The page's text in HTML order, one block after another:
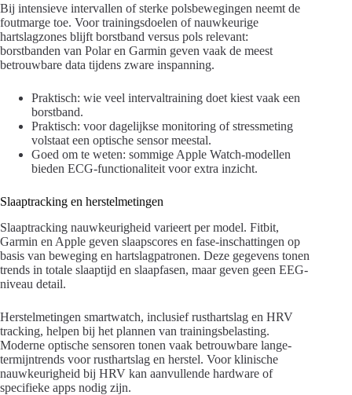
Bij intensieve intervallen of sterke polsbewegingen neemt de
foutmarge toe. Voor trainingsdoelen of nauwkeurige
hartslagzones blijft borstband versus pols relevant:
borstbanden van Polar en Garmin geven vaak de meest
betrouwbare data tijdens zware inspanning.
Praktisch: wie veel intervaltraining doet kiest vaak een
borstband.
Praktisch: voor dagelijkse monitoring of stressmeting
volstaat een optische sensor meestal.
Goed om te weten: sommige Apple Watch-modellen
bieden ECG-functionaliteit voor extra inzicht.
Slaaptracking en herstelmetingen
Slaaptracking nauwkeurigheid varieert per model. Fitbit,
Garmin en Apple geven slaapscores en fase-inschattingen op
basis van beweging en hartslagpatronen. Deze gegevens tonen
trends in totale slaaptijd en slaapfasen, maar geven geen EEG-
niveau detail.
Herstelmetingen smartwatch, inclusief rusthartslag en HRV
tracking, helpen bij het plannen van trainingsbelasting.
Moderne optische sensoren tonen vaak betrouwbare lange-
termijntrends voor rusthartslag en herstel. Voor klinische
nauwkeurigheid bij HRV kan aanvullende hardware of
specifieke apps nodig zijn.